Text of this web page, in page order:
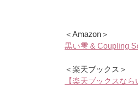
＜Amazon＞
黒い雫 & Coupling
＜楽天ブックス＞
【楽天ブックスな